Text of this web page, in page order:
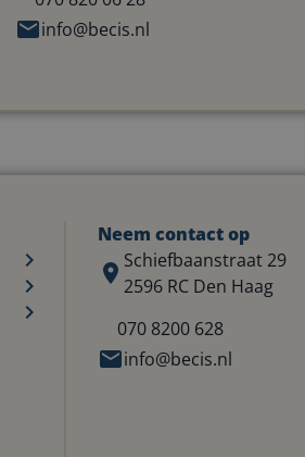
info@becis.nl
Neem contact op
Schiefbaanstraat 29
2596 RC Den Haag
070 8200 628
info@becis.nl